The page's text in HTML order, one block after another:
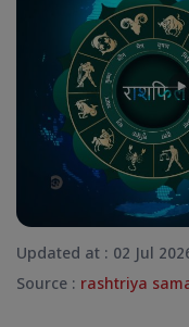
Updated at : 02 Jul
Source : rashtriya